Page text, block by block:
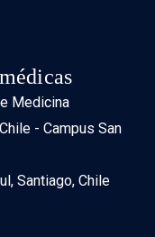
Medicina
- Campus San
Santiago, Chile